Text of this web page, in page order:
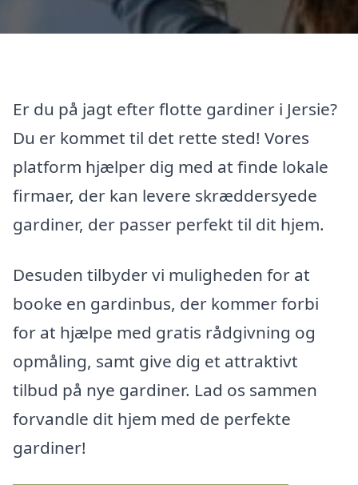
Er du på jagt efter flotte gardiner i Jersie?
Du er kommet til det rette sted! Vores
platform hjælper dig med at finde lokale
firmaer, der kan levere skræddersyede
gardiner, der passer perfekt til dit hjem.
Desuden tilbyder vi muligheden for at
booke en gardinbus, der kommer forbi
for at hjælpe med gratis rådgivning og
opmåling, samt give dig et attraktivt
tilbud på nye gardiner. Lad os sammen
forvandle dit hjem med de perfekte
gardiner!